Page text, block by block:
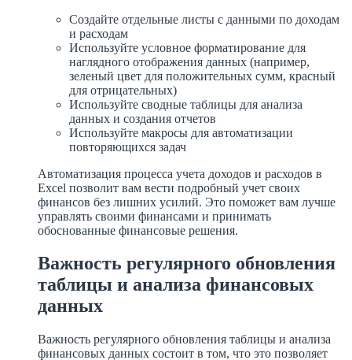
Создайте отдельные листы с данными по доходам
и расходам
Используйте условное форматирование для
наглядного отображения данных (например,
зеленый цвет для положительных сумм, красный
для отрицательных)
Используйте сводные таблицы для анализа
данных и создания отчетов
Используйте макросы для автоматизации
повторяющихся задач
Автоматизация процесса учета доходов и расходов в
Excel позволит вам вести подробный учет своих
финансов без лишних усилий. Это поможет вам лучше
управлять своими финансами и принимать
обоснованные финансовые решения.
Важность регулярного обновления
таблицы и анализа финансовых
данных
Важность регулярного обновления таблицы и анализа
финансовых данных состоит в том, что это позволяет